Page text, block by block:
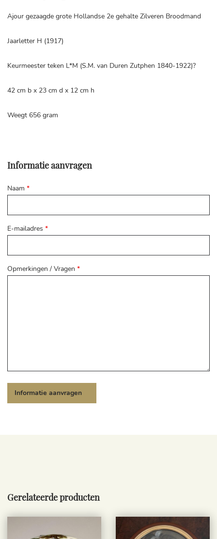
Ajour gezaagde grote Hollandse 2e gehalte Zilveren Broodmand
Jaarletter H (1917)
Keurmeester teken L*M (S.M. van Duren Zutphen 1840-1922)?
42 cm b x 23 cm d x 12 cm h
Weegt 656 gram
Informatie aanvragen
Naam *
E-mailadres *
Opmerkingen / Vragen *
Gerelateerde producten